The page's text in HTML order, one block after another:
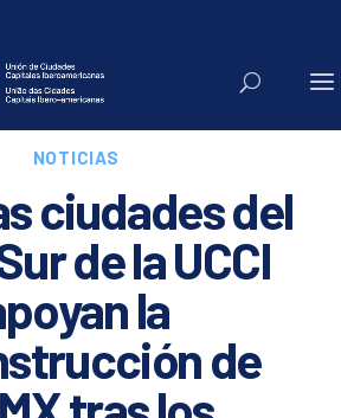
NOTICIAS
ciudades del
de la UCCI
la
de